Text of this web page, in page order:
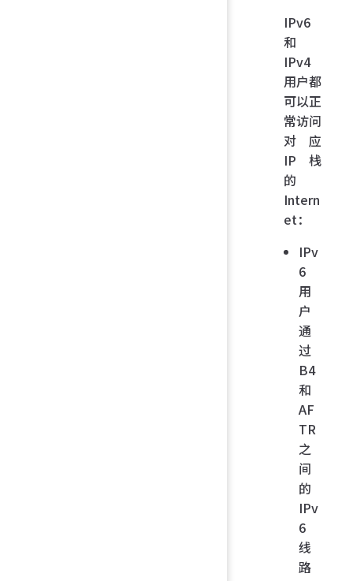
IPv6
和
IPv4
用户都
可以正
常访问
对应
IP 栈
的
Intern
et：
IPv
6
用
户
通
过
B4
和
AF
TR
之
间
的
IPv
6
线
路